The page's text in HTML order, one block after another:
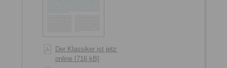
Der Klassiker ist jetzt
online [716 kB]